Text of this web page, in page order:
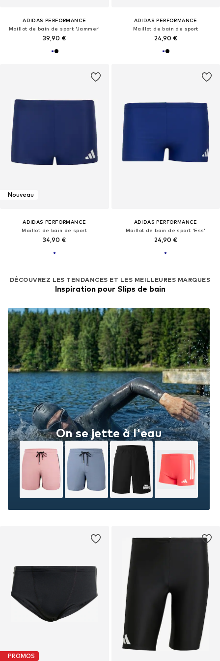
ADIDAS PERFORMANCE
Maillot de bain de sport 'Jammer'
39,90 €
ADIDAS PERFORMANCE
Maillot de bain de sport
24,90 €
Nouveau
ADIDAS PERFORMANCE
Maillot de bain de sport
34,90 €
ADIDAS PERFORMANCE
Maillot de bain de sport 'Ess'
24,90 €
DÉCOUVREZ LES TENDANCES ET LES MEILLEURES MARQUES
Inspiration pour Slips de bain
On se jette à l'eau
PROMOS